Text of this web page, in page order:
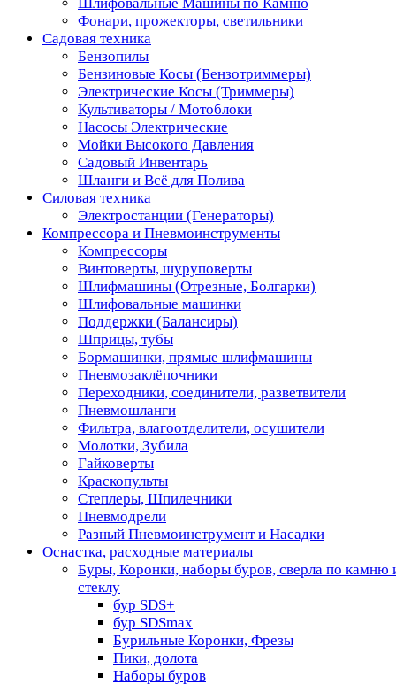
Фонари, прожекторы, светильники
Садовая техника
Бензопилы
Бензиновые Косы (Бензотриммеры)
Электрические Косы (Триммеры)
Культиваторы / Мотоблоки
Насосы Электрические
Мойки Высокого Давления
Садовый Инвентарь
Шланги и Всё для Полива
Силовая техника
Электростанции (Генераторы)
Компрессора и Пневмоинструменты
Компрессоры
Винтоверты, шуруповерты
Шлифмашины (Отрезные, Болгарки)
Шлифовальные машинки
Поддержки (Балансиры)
Шприцы, тубы
Бормашинки, прямые шлифмашины
Пневмозаклёпочники
Переходники, соединители, разветвители
Пневмошланги
Фильтра, влагоотделители, осушители
Молотки, Зубила
Гайковерты
Краскопульты
Степлеры, Шпилечники
Пневмодрели
Разный Пневмоинструмент и Насадки
Оснастка, расходные материалы
Буры, Коронки, наборы буров, сверла по камню
стеклу
бур SDS+
бур SDSmax
Бурильные Коронки, Фрезы
Пики, долота
Наборы буров